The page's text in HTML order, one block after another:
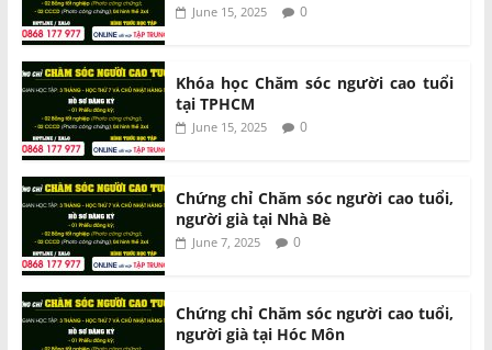
June 15, 2025 0
Khóa học Chăm sóc người cao tuổi
tại TPHCM
June 15, 2025 0
Chứng chỉ Chăm sóc người cao tuổi,
người già tại Nhà Bè
June 7, 2025 0
Chứng chỉ Chăm sóc người cao tuổi,
người già tại Hóc Môn